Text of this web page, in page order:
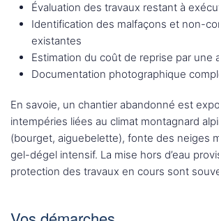
Évaluation des travaux restant à
Identification des malfaçons et non-
existantes
Estimation du coût de reprise par une
Documentation photographique
En savoie, un chantier abandonné est
intempéries liées au climat montagnard
(bourget, aiguebelette), fonte des neiges
gel-dégel intensif. La mise hors d’eau
protection des travaux en cours sont